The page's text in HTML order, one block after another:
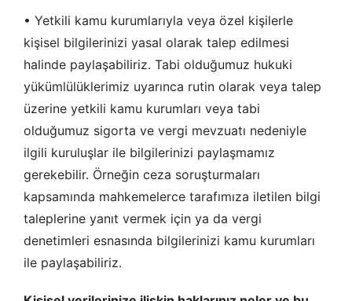
• Yetkili kamu kurumlarıyla veya özel kişilerle
kişisel bilgilerinizi yasal olarak talep edilmesi
halinde paylaşabiliriz. Tabi olduğumuz hukuki
yükümlülüklerimiz uyarınca rutin olarak veya talep
üzerine yetkili kamu kurumları veya tabi
olduğumuz sigorta ve vergi mevzuatı nedeniyle
ilgili kuruluşlar ile bilgilerinizi paylaşmamız
gerekebilir. Örneğin ceza soruşturmaları
kapsamında mahkemelerce tarafımıza iletilen bilgi
taleplerine yanıt vermek için ya da vergi
denetimleri esnasında bilgilerinizi kamu kurumları
ile paylaşabiliriz.